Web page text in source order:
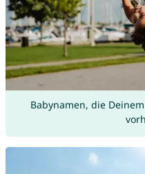
Babynamen, die